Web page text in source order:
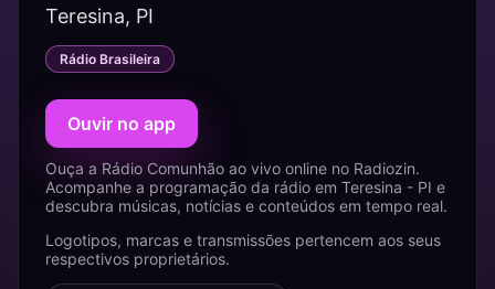
Teresina, PI
Rádio Brasileira
Ouvir no app
Ouça a Rádio Comunhão ao vivo online no Radiozin.
Acompanhe a programação da rádio em Teresina - PI e
descubra músicas, notícias e conteúdos em tempo real.
Logotipos, marcas e transmissões pertencem aos seus
respectivos proprietários.